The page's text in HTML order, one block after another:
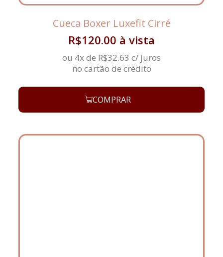
Cueca Boxer Luxefit Cirré
R$120.00 à vista
ou 4x de R$32.63 c/ juros
no cartão de crédito
COMPRAR